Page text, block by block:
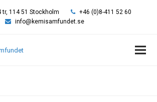
tr, 114 51 Stockholm
+46 (0)8-411 52 60
info@kemisamfundet.se